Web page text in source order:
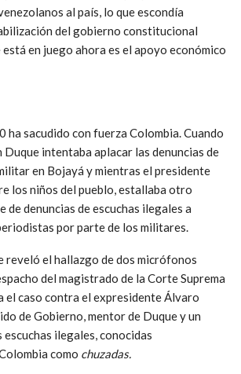
al país, lo que escondía
del gobierno constitucional
en juego ahora es el apoyo económico
ha sacudido con fuerza Colombia. Cuando
intentaba aplacar las denuncias de
en Bojayá y mientras el presidente
los niños del pueblo, estallaba otro
de denuncias de escuchas ilegales a
por parte de los militares.
reveló el hallazgo de dos micrófonos
del magistrado de la Corte Suprema
el caso contra el expresidente Álvaro
de Gobierno, mentor de Duque y un
ilegales, conocidas
como chuzadas.